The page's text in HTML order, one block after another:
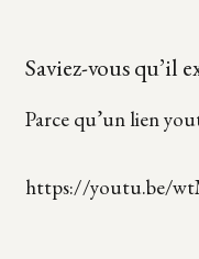
Saviez-vous qu’il
Parce qu’un lien
https://youtu.be/